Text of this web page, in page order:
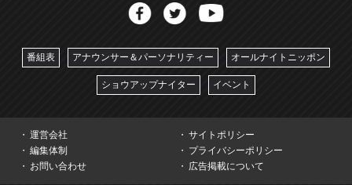
番組表 アナウンサー＆パーソナリティー オールナイトニッポン
ショウアップナイター イベント
運営会社
サイトポリシー
編集体制
プライバシーポリシー
お問い合わせ
広告掲載について